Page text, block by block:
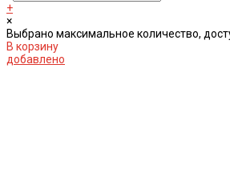
+
×
Выбрано максимальное количество,
В корзину
добавлено